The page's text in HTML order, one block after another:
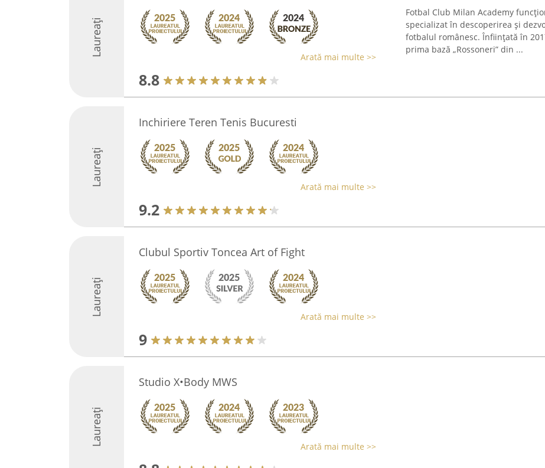
Laureați Arată mai multe >>
8.8
Fotbal Club Milan Academy
specializat în descoperirea și
fotbalul românesc. Înființată în
prima bază „Rossoneri” din ...
Laureați
Inchiriere Teren Tenis Bucuresti
Arată mai multe >>
9.2
Laureați
Clubul Sportiv Toncea Art of Fight
Arată mai multe >>
9
Laureați
Studio X•Body MWS
Arată mai multe >>